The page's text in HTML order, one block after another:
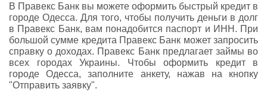
В Правекс Банк вы можете оформить быстрый кредит в
городе Одесса. Для того, чтобы получить деньги в долг
в Правекс Банк, вам понадобится паспорт и ИНН. При
большой сумме кредита Правекс Банк может запросить
справку о доходах. Правекс Банк предлагает займы во
всех городах Украины. Чтобы оформить кредит в
городе Одесса, заполните анкету, нажав на кнопку
"Отправить заявку".